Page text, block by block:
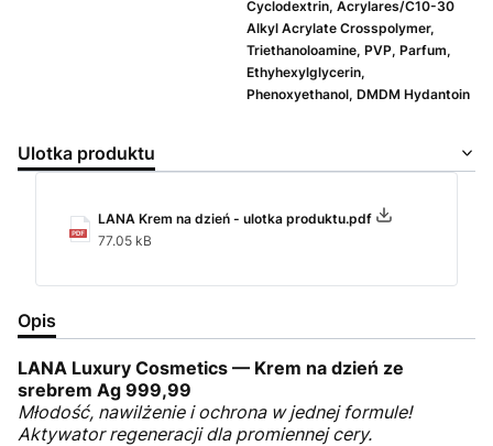
Cyclodextrin, Acrylares/C10-30
Alkyl Acrylate Crosspolymer,
Triethanoloamine, PVP, Parfum,
Ethyhexylglycerin,
Phenoxyethanol, DMDM Hydantoin
Ulotka produktu
LANA Krem na dzień - ulotka produktu.pdf
77.05 kB
Opis
LANA Luxury Cosmetics — Krem na dzień ze
srebrem Ag 999,99
Młodość, nawilżenie i ochrona w jednej formule!
Aktywator regeneracji dla promiennej cery.